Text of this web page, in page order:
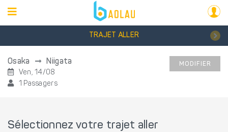
TRAJET ALLER
Osaka Niigata
Ven, 14/08
1 Passagers
MODIFIER
Sélectionnez votre trajet aller